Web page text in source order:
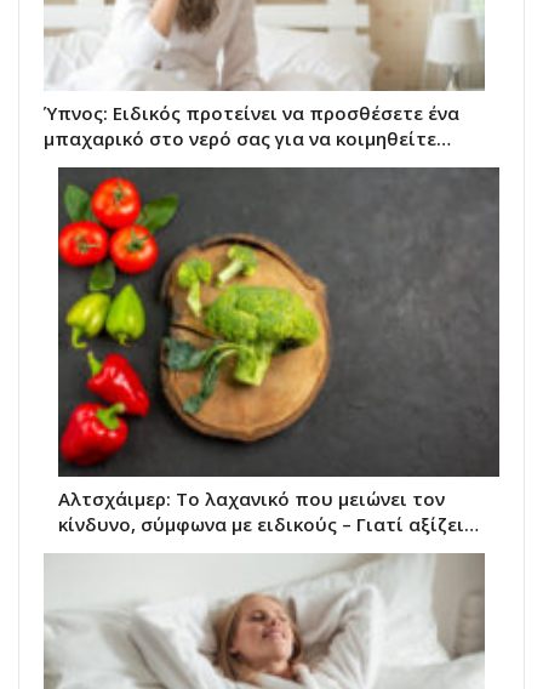
Ύπνος: Ειδικός προτείνει να προσθέσετε ένα
μπαχαρικό στο νερό σας για να κοιμηθείτε…
Αλτσχάιμερ: Το λαχανικό που μειώνει τον
κίνδυνο, σύμφωνα με ειδικούς – Γιατί αξίζει…